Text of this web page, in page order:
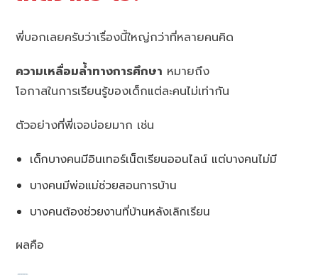
พี่บอกเลยครับว่าเรื่องนี้ใหญ่กว่าที่หลายคนคิด
ความเหลื่อมล้ำทางการศึกษา หมายถึง
โอกาสในการเรียนรู้ของเด็กแต่ละคนไม่เท่ากัน
ตัวอย่างที่พี่เจอบ่อยมาก เช่น
เด็กบางคนมีอินเทอร์เน็ตเรียนออนไลน์ แต่บางคนไม่มี
บางคนมีพ่อแม่ช่วยสอนการบ้าน
บางคนต้องช่วยงานที่บ้านหลังเลิกเรียน
ผลคือ